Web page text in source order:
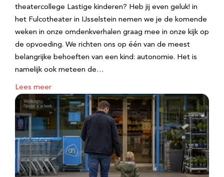
theatercollege Lastige kinderen? Heb jij even geluk! in
het Fulcotheater in IJsselstein nemen we je de komende
weken in onze omdenkverhalen graag mee in onze kijk op
de opvoeding. We richten ons op één van de meest
belangrijke behoeften van een kind: autonomie. Het is
namelijk ook meteen de…
Lees meer